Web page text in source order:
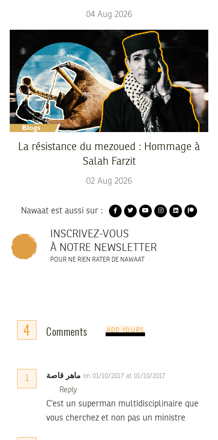
04 Aug 2026
La résistance du mezoued : Hommage à
Salah Farzit
02 Aug 2026
Nawaat est aussi sur :
INSCRIVEZ-VOUS
À NOTRE NEWSLETTER
POUR NE RIEN RATER DE NAWAAT
4 Comments ADD YOURS
1 ماهر قاصة on 01/10/2017 at 01/10/2017
Reply
C’est un superman multidisciplinaire que
vous cherchez et non pas un ministre